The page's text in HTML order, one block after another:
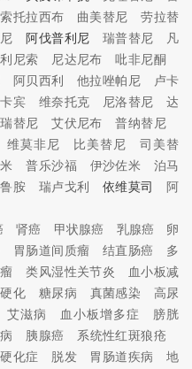
索托拉西布 曲美替尼
劳拉替
阿伐普利尼 瑞普替尼
凡
尼索 尼达尼布
吡非尼酮
阿贝西利 他拉唑帕尼
卢卡
宾 维奈托克 尼洛替尼
达
替尼 艾伏尼布
普纳替尼
维莫非尼 比美替尼
司美替
普乐沙福 伊沙佐米
泊马
胺 瑞卢戈利 依维莫司阿
肾癌 甲状腺癌 乳腺癌
卵
胃肠道间质瘤 结直肠癌
多
类风湿性关节炎
血小板减
化 糖尿病 真菌感染
高尿
艾滋病 血小板增多症
膀胱
胰腺癌
系统性红斑狼疮
化症 脱发 胃肠道疾病 地